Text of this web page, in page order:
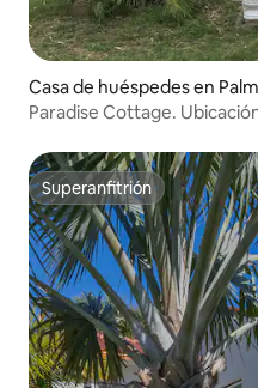
Casa de huéspedes en
Paradise Cottage.
Superanfitrión
Superanfitrión